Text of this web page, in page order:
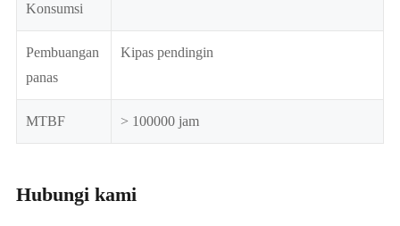
Konsumsi
Pembuangan
panas
Kipas pendingin
MTBF > 100000 jam
Hubungi kami